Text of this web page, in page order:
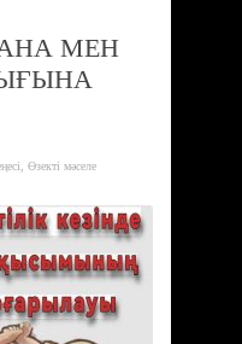
МЕН
Өзекті мәселе